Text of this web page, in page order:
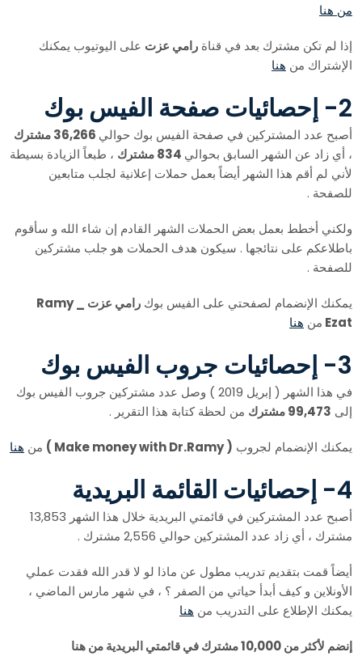
من هنا
إذا لم تكن مشترك بعد في قناة رامي عزت على اليوتيوب يمكنك
الإشتراك من هنا
2- إحصائيات صفحة الفيس بوك
أصبح عدد المشتركين في صفحة الفيس بوك حوالي
، أي زاد عن الشهر السابق بحوالي
، طبعاً الزيادة بسيطة
لأني لم أقم هذا الشهر أيضاً بعمل حملات إعلانية لجلب متابعين
للصفحة .
ولكني أخطط بعمل بعض الحملات الشهر القادم إن شاء الله و سأقوم
باطلاعكم على نتائجها . سيكون هدف الحملات هو جلب مشتركين
للصفحة .
يمكنك الإنضمام لصفحتي على الفيس بوك
رامي عزت _ Ramy
Ezat من هنا
3- إحصائيات جروب الفيس بوك
في هذا الشهر ( إبريل 2019 ) وصل عدد مشتركين جروب الفيس بوك
إلى 99,473 مشترك من لحظة كتابة هذا التقرير .
يمكنك الإنضمام لجروب ( Make money with Dr.Ramy ) من هنا
4- إحصائيات القائمة البريدية
أصبح عدد المشتركين في قائمتي البريدية خلال هذا الشهر 13,853
مشترك ، أي زاد عدد المشتركين حوالي 2,556 مشترك .
أيضاً قمت بتقديم تدريب مطول عن ماذا لو لا قدر الله فقدت عملي
الأونلاين و كيف أبدأ حياتي من الصفر ؟ ، في شهر مارس الماضي ،
يمكنك الإطلاع على التدريب من هنا
إنضم لأكثر من 10,000 مشترك في قائمتي البريدية من هنا